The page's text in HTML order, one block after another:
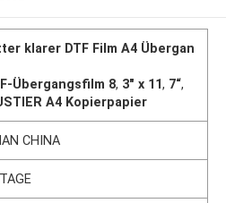
klarer DTF Film A4 Übergan
Übergangsfilm 8, 3" x 11, 7“,
A4 Kopierpapier
CHINA